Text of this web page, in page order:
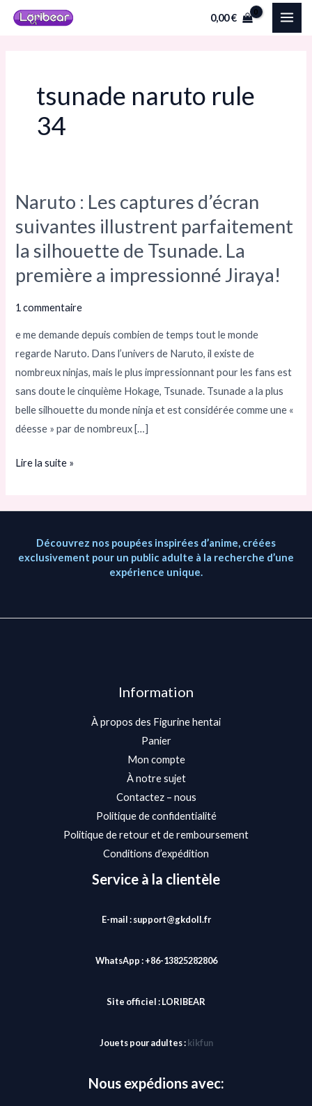
Aller
0,00€
tsunade naruto rule
34
Naruto : Les captures d’écran
suivantes illustrent parfaitement
la silhouette de Tsunade. La
première a impressionné Jiraya!
1 commentaire
e me demande depuis combien de temps tout le monde
regarde Naruto. Dans l’univers de Naruto, il existe de
nombreux ninjas, mais le plus impressionnant pour les fans est
sans doute le cinquième Hokage, Tsunade. Tsunade a la plus
belle silhouette du monde ninja et est considérée comme une «
déesse » par de nombreux […]
Naruto :
captures
d’écran
suivantes
parfaitement
silhouette
Tsunade.
La
première
impressionné
Lire la suite »
Découvrez nos poupées inspirées d’anime, créées
exclusivement pour un public adulte à la recherche d’une
expérience unique.
Information
À propos des Figurine hentai
Panier
Mon compte
À notre sujet
Contactez – nous
Politique de confidentialité
Politique de retour et de remboursement
Conditions d’expédition
Service à la clientèle
E-mail : support@gkdoll.fr
WhatsApp : +86-13825282806
Site officiel :LORIBEAR
Jouets pour adultes : kikfun
Nous expédions avec: